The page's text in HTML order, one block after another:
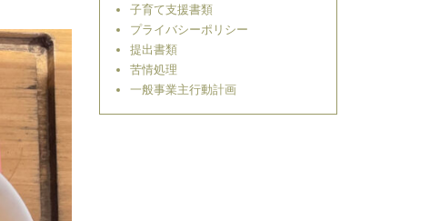
子育て支援書類
プライバシーポリシー
提出書類
苦情処理
一般事業主行動計画